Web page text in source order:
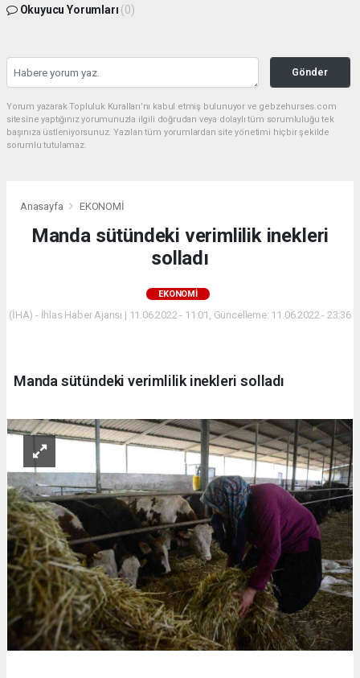
Okuyucu Yorumları (0)
Gönder
Yorum yazarak Topluluk Kuralları’nı kabul etmiş bulunuyor ve gebzehurses.com
sitesine yaptığınız yorumunuzla ilgili doğrudan veya dolaylı tüm sorumluluğu tek
başınıza üstleniyorsunuz. Yazılan tüm yorumlardan site yönetimi hiçbir şekilde
sorumlu tutulamaz.
Anasayfa EKONOMİ
Manda sütündeki verimlilik inekleri
solladı
EKONOMİ
(İHA) - İhlas Haber Ajansı | 11.06.2022 - 11:01, Güncelleme: 11.06.2022 - 23:36
Manda sütündeki verimlilik inekleri solladı